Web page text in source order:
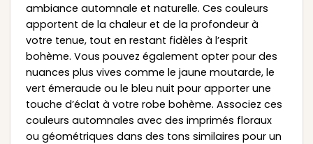
ambiance automnale et naturelle. Ces couleurs
apportent de la chaleur et de la profondeur à
votre tenue, tout en restant fidèles à l’esprit
bohème. Vous pouvez également opter pour des
nuances plus vives comme le jaune moutarde, le
vert émeraude ou le bleu nuit pour apporter une
touche d’éclat à votre robe bohème. Associez ces
couleurs automnales avec des imprimés floraux
ou géométriques dans des tons similaires pour un